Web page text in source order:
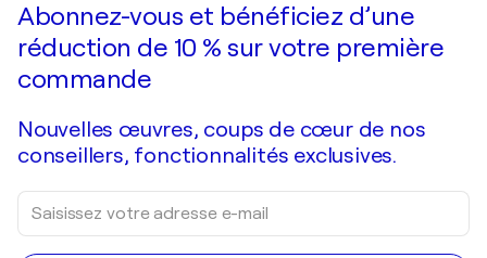
Je passe commande
Abonnez-vous et bénéficiez d’une
réduction de 10 % sur votre première
commande
Nouvelles œuvres, coups de cœur de nos
conseillers, fonctionnalités exclusives.